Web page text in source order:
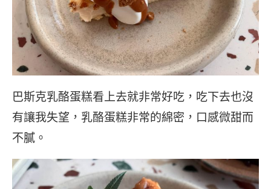
巴斯克乳酪蛋糕看上去就非常好吃，吃下去也沒
有讓我失望，乳酪蛋糕非常的綿密，口感微甜而
不膩。